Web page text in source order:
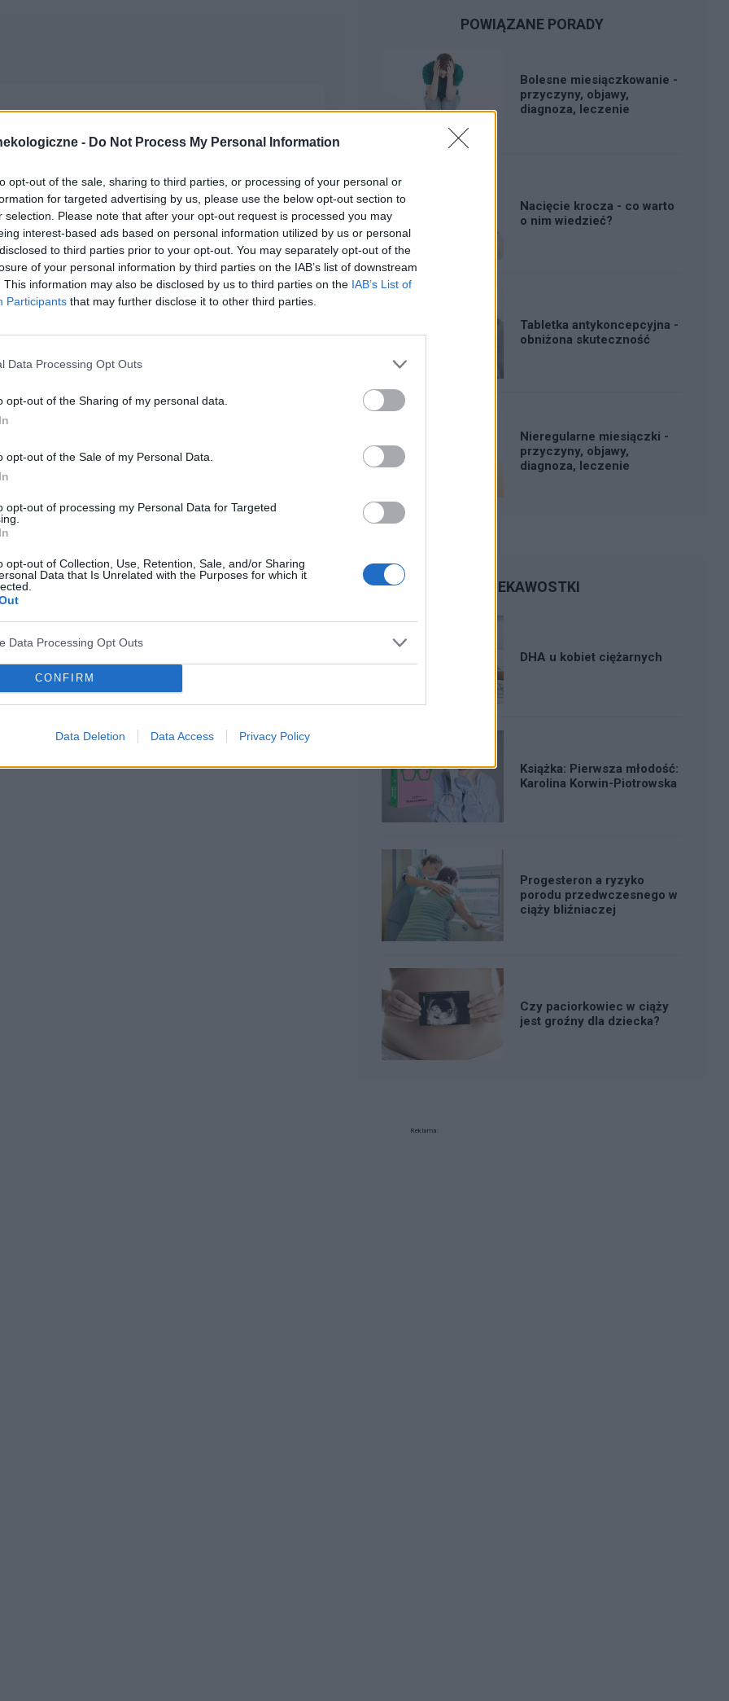
- Do Not Process My Personal Information
opt-out of the sale, sharing to third parties, or processing of your personal or
for targeted advertising by us, please use the below opt-out section to
selection. Please note that after your opt-out request is processed you may
interest-based ads based on personal information utilized by us or personal
to third parties prior to your opt-out. You may separately opt-out of the
of your personal information by third parties on the IAB’s list of downstream
This information may also be disclosed by us to third parties on the IAB’s List of
Participants that may further disclose it to other third parties.
Data Processing Opt Outs
opt-out of the Sharing of my personal data.
opt-out of the Sale of my Personal Data.
opt-out of processing my Personal Data for Targeted
opt-out of Collection, Use, Retention, Sale, and/or Sharing
Data that Is Unrelated with the Purposes for which it
Data Processing Opt Outs
CONFIRM
Data Deletion Data Access Privacy Policy
że mam zabieg a pojawiła mi się miesiączka. Czy
mniejszej, w dotyku jest to mała kulka która boli
wygląda?
krostki na pochwie szczególnie po goleniu nie
, to robię kilka kulek w kształcie pięści przeważnie.
Co w takiej sytuacji może pomóc. ?
macicy
POWIĄZANE PORADY
Bolesne miesiączkowanie -
przyczyny, objawy,
diagnoza, leczenie
Nacięcie krocza - co warto
o nim wiedzieć?
Tabletka antykoncepcyjna -
obniżona skuteczność
Nieregularne miesiączki -
przyczyny, objawy,
diagnoza, leczenie
CIEKAWOSTKI
DHA u kobiet ciężarnych
Książka: Pierwsza młodość:
Karolina Korwin-Piotrowska
Progesteron a ryzyko
porodu przedwczesnego w
ciąży bliźniaczej
Czy paciorkowiec w ciąży
jest groźny dla dziecka?
Reklama: